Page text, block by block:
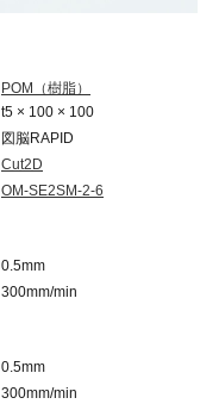
POM（樹脂）
t5 × 100 × 100
図脳RAPID
Cut2D
OM-SE2SM-2-6
0.5mm
300mm/min
0.5mm
300mm/min